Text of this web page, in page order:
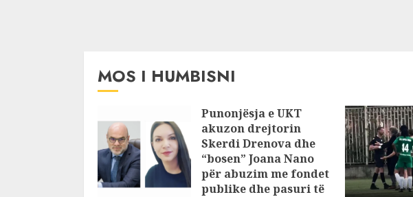
MOS I HUMBISNI
Punonjësja e UKT
akuzon drejtorin
Skerdi Drenova dhe
“bosen” Joana Nano
për abuzim me fondet
publike dhe pasuri të